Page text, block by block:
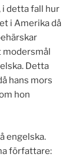
i detta fall hur
i Amerika då
modersmål
Detta
hans mors
hon
engelska.
författare: